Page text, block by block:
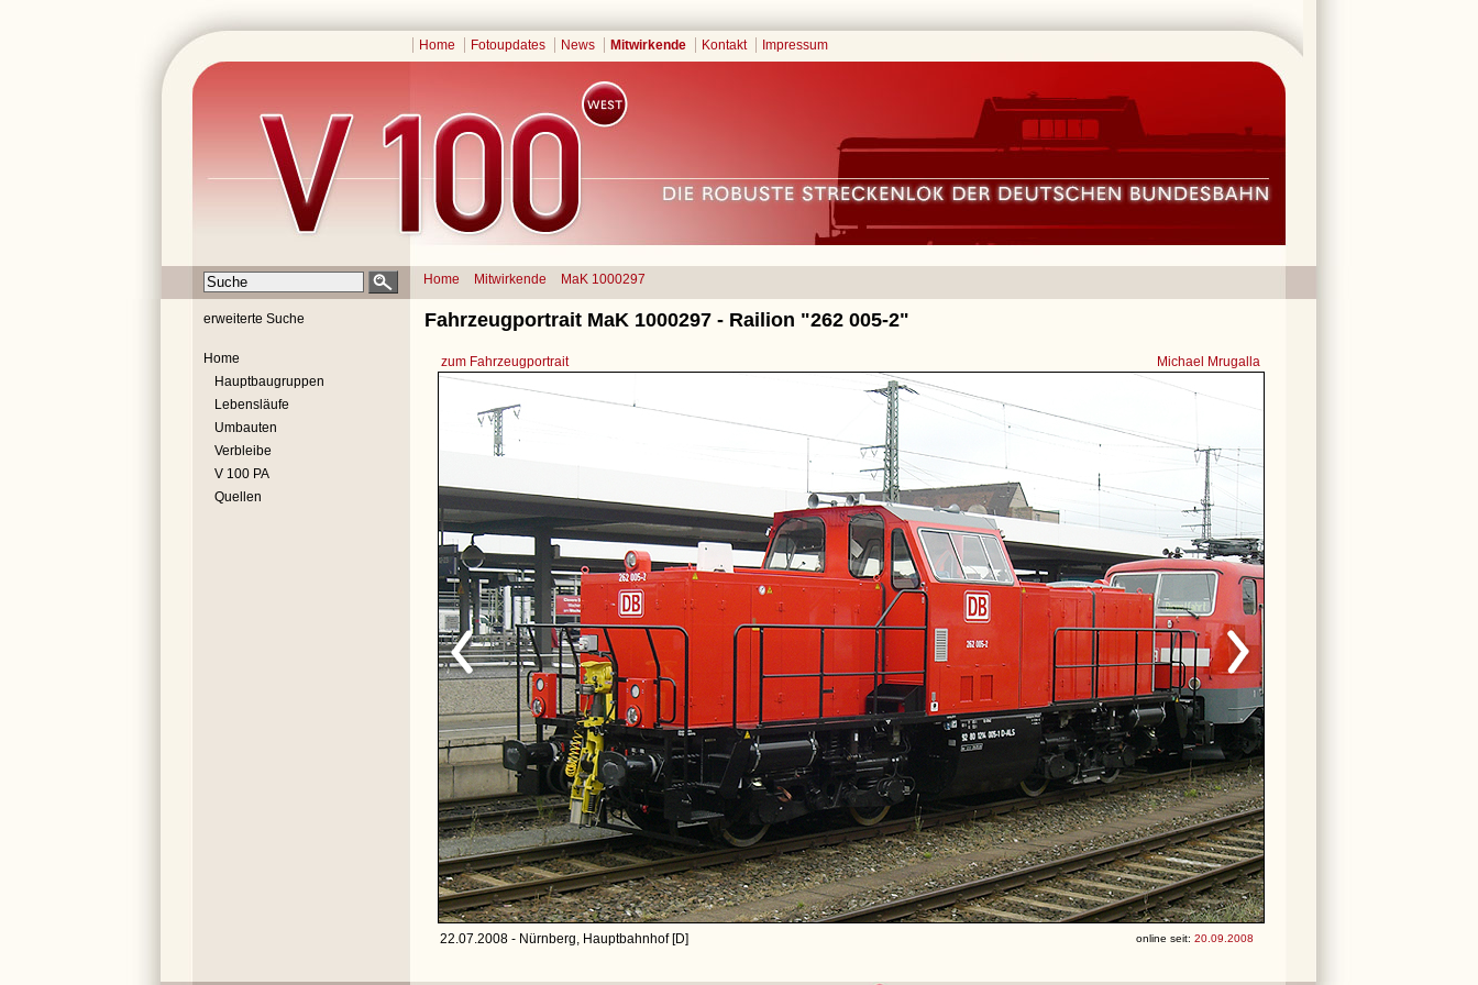
Home Fotoupdates News Mitwirkende Kontakt Impressum
Home Mitwirkende MaK 1000297
erweiterte Suche
Home
Hauptbaugruppen
Lebensläufe
Umbauten
Verbleibe
V 100 PA
Quellen
Fahrzeugportrait MaK 1000297 - Railion "262 005-2"
zum Fahrzeugportrait Michael Mrugalla
22.07.2008 - Nürnberg, Hauptbahnhof [D] online seit: 20.09.2008